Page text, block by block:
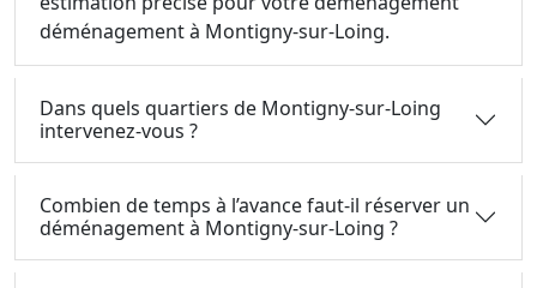
déménagement à Montigny-sur-Loing.
Dans quels quartiers de Montigny-sur-Loing
intervenez-vous ?
Combien de temps à l’avance faut-il réserver un
déménagement à Montigny-sur-Loing ?